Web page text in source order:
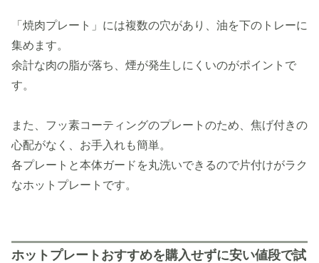
「焼肉プレート」には複数の穴があり、油を下のトレーに
集めます。
余計な肉の脂が落ち、煙が発生しにくいのがポイントで
す。
また、フッ素コーティングのプレートのため、焦げ付きの
心配がなく、お手入れも簡単。
各プレートと本体ガードを丸洗いできるので片付けがラク
なホットプレートです。
ホットプレートおすすめを購入せずに安い値段で試